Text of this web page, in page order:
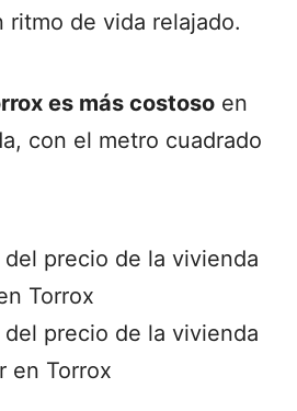
ritmo de vida relajado.
es más costoso en
con el metro cuadrado
del precio de la vivienda
Torrox
del precio de la vivienda
en Torrox